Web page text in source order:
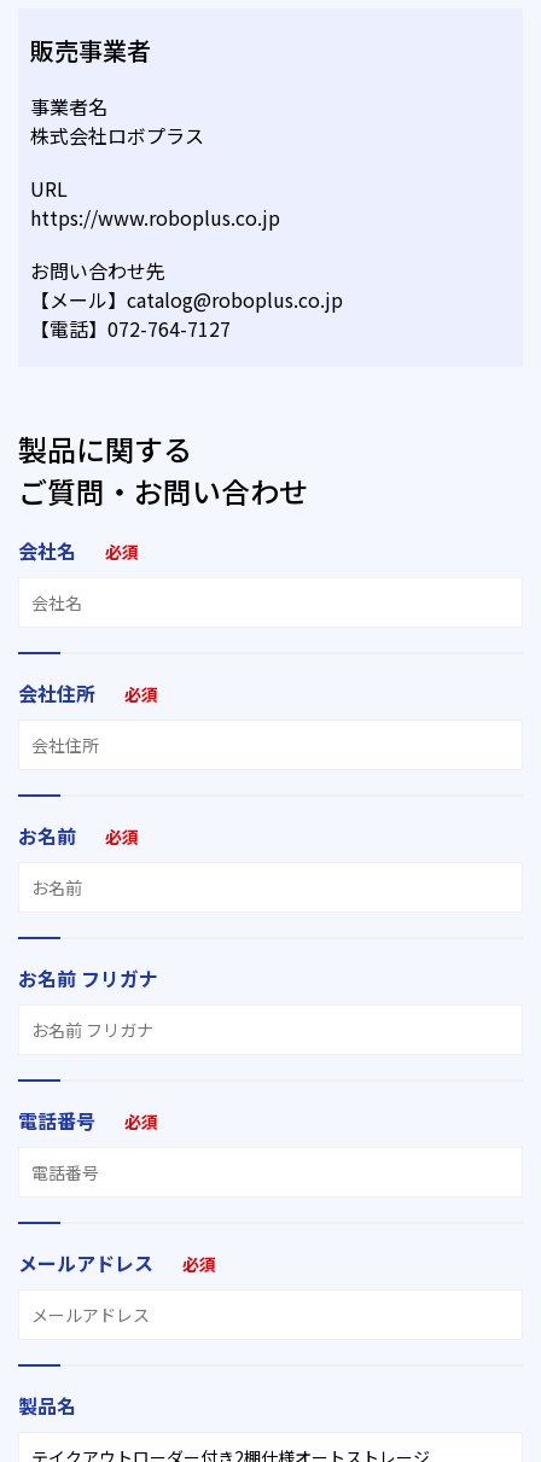
販売事業者
事業者名
株式会社ロボプラス
URL
https://www.roboplus.co.jp
お問い合わせ先
【メール】catalog@roboplus.co.jp
【電話】072-764-7127
製品に関する
ご質問・お問い合わせ
会社名 必須
会社住所 必須
お名前 必須
お名前 フリガナ
電話番号 必須
メールアドレス 必須
製品名